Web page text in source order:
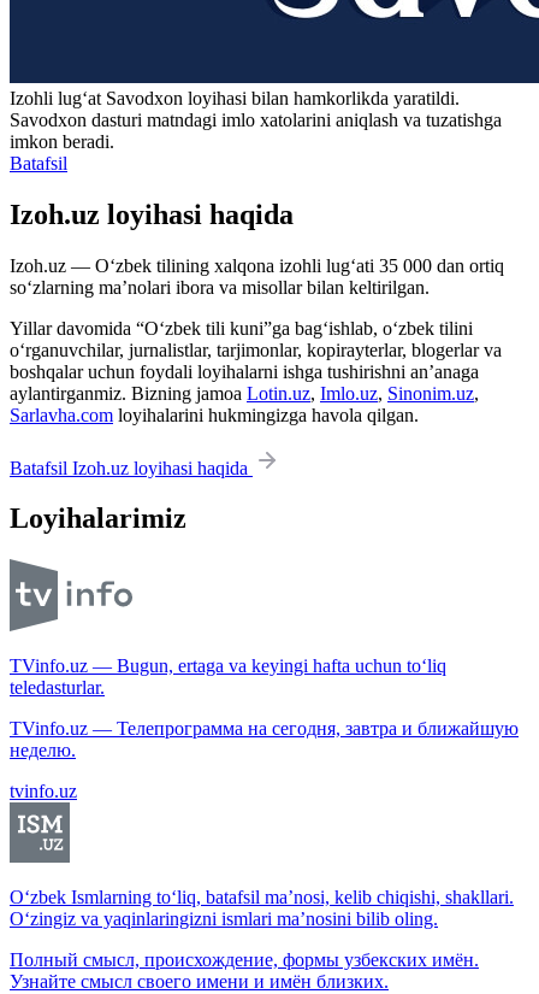
Izohli lugʻat Savodxon loyihasi bilan hamkorlikda yaratildi.
Savodxon dasturi matndagi imlo xatolarini aniqlash va tuzatishga
imkon beradi.
Batafsil
Izoh.uz loyihasi haqida
Izoh.uz — O‘zbek tilining xalqona izohli lug‘ati 35 000 dan ortiq
so‘zlarning ma’nolari ibora va misollar bilan keltirilgan.
Yillar davomida “O‘zbek tili kuni”ga bag‘ishlab, o‘zbek tilini
o‘rganuvchilar, jurnalistlar, tarjimonlar, kopirayterlar, blogerlar va
boshqalar uchun foydali loyihalarni ishga tushirishni an’anaga
aylantirganmiz. Bizning jamoa Lotin.uz, Imlo.uz, Sinonim.uz,
Sarlavha.com loyihalarini hukmingizga havola qilgan.
Batafsil Izoh.uz loyihasi haqida
Loyihalarimiz
TVinfo.uz — Bugun, ertaga va keyingi hafta uchun to‘liq
teledasturlar.
TVinfo.uz — Телепрограмма на сегодня, завтра и ближайшую
неделю.
tvinfo.uz
O‘zbek Ismlarning to‘liq, batafsil ma’nosi, kelib chiqishi, shakllari.
O‘zingiz va yaqinlaringizni ismlari ma’nosini bilib oling.
Полный смысл, происхождение, формы узбекских имён.
Узнайте смысл своего имени и имён близких.